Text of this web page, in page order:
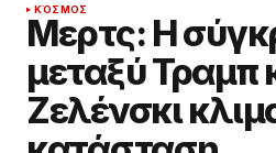
ΚΌΣΜΟΣ
Μερτς: Η
μεταξύ Τραμπ
Ζελένσκι